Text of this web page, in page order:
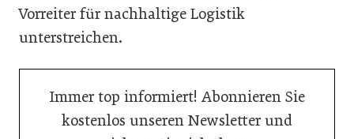
Vorreiter für nachhaltige Logistik
unterstreichen.
Immer top informiert! Abonnieren Sie
kostenlos unseren Newsletter und